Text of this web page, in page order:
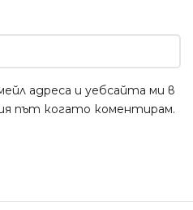
адреса и уебсайта ми в
път когато коментирам.